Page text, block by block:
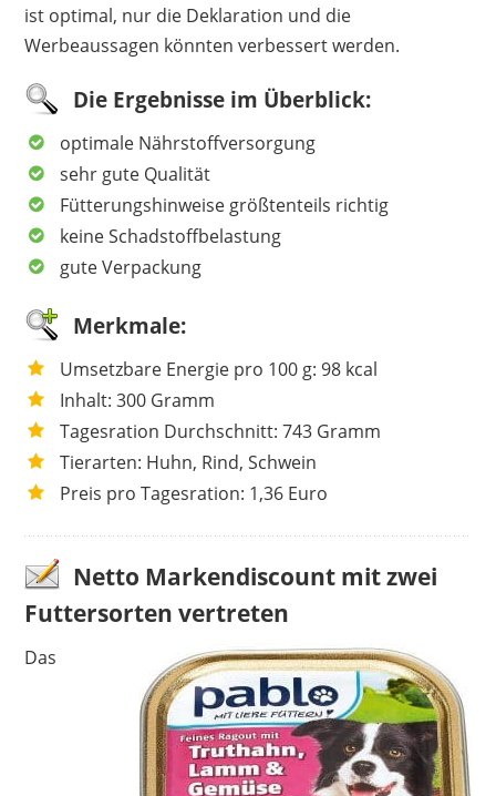
ist optimal, nur die Deklaration und die
Werbeaussagen könnten verbessert werden.
Die Ergebnisse im Überblick:
optimale Nährstoffversorgung
sehr gute Qualität
Fütterungshinweise größtenteils richtig
keine Schadstoffbelastung
gute Verpackung
Merkmale:
Umsetzbare Energie pro 100 g: 98 kcal
Inhalt: 300 Gramm
Tagesration Durchschnitt: 743 Gramm
Tierarten: Huhn, Rind, Schwein
Preis pro Tagesration: 1,36 Euro
Netto Markendiscount mit zwei
Futtersorten vertreten
Das